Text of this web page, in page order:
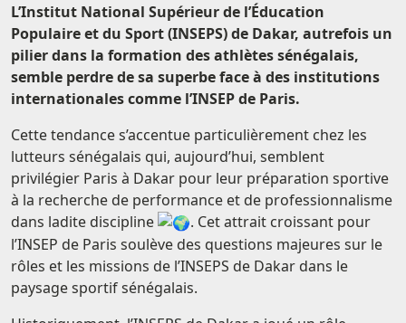
L’Institut National Supérieur de l’Éducation
Populaire et du Sport (INSEPS) de Dakar, autrefois un
pilier dans la formation des athlètes sénégalais,
semble perdre de sa superbe face à des institutions
internationales comme l’INSEP de Paris.
Cette tendance s’accentue particulièrement chez les
lutteurs sénégalais qui, aujourd’hui, semblent
privilégier Paris à Dakar pour leur préparation sportive
à la recherche de performance et de professionnalisme
dans ladite discipline
. Cet attrait croissant pour
l’INSEP de Paris soulève des questions majeures sur le
rôles et les missions de l’INSEPS de Dakar dans le
paysage sportif sénégalais.